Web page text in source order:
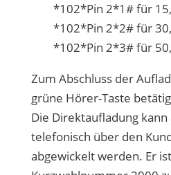
*102*Pin 2*1# für
*102*Pin 2*2# für
*102*Pin 2*3# für
Zum Abschluss der
grüne Hörer-Taste
Die Direktaufladung kann
telefonisch über den
abgewickelt werden. Er